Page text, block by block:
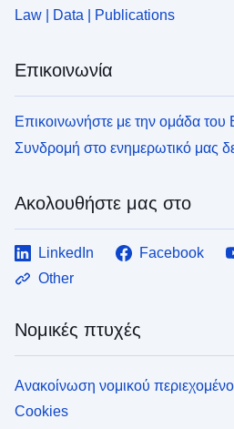
436d-
Τύπος:
Πόρος:
Law | Data | Publications
Επικοινωνία
Επικοινωνήστε με την ομάδα
Συνδρομή στο ενημερωτικό μας
Ακολουθήστε μας στο
LinkedIn Facebook
Other
Νομικές πτυχές
Ανακοίνωση νομικού
Cookies